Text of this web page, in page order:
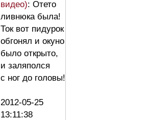
видео): Отето
ливнюка была!
Ток вот пидурок
обгонял и окуно
было открыто,
и заляполся
с ног до головы!
2012-05-25
13:11:38